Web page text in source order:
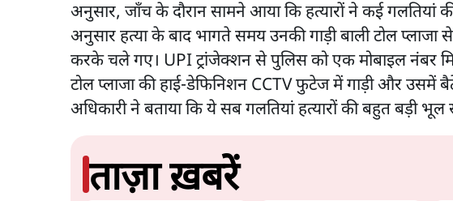
अनुसार, जाँच के दौरान सामने आया कि हत्यारों ने कई गलतियां
अनुसार हत्या के बाद भागते समय उनकी गाड़ी बाली टोल प्लाजा
करके चले गए। UPI ट्रांजेक्शन से पुलिस को एक मोबाइल नंबर
टोल प्लाजा की हाई-डेफिनिशन CCTV फुटेज में गाड़ी और उसमें
अधिकारी ने बताया कि ये सब गलतियां हत्यारों की बहुत बड़ी भूल
ताज़ा ख़बरें